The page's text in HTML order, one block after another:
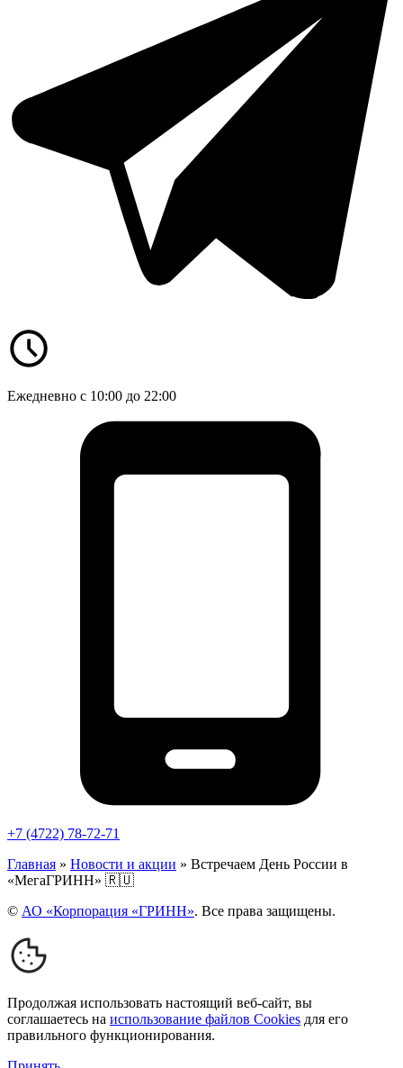
Ежедневно с 10:00 до 22:00
+7 (4722) 78-72-71
Главная » Новости и акции » Встречаем День России в
«МегаГРИНН» 🇷🇺
© АО «Корпорация «ГРИНН». Все права защищены.
Продолжая использовать настоящий веб-сайт, вы
соглашаетесь на использование файлов Cookies для его
правильного функционирования.